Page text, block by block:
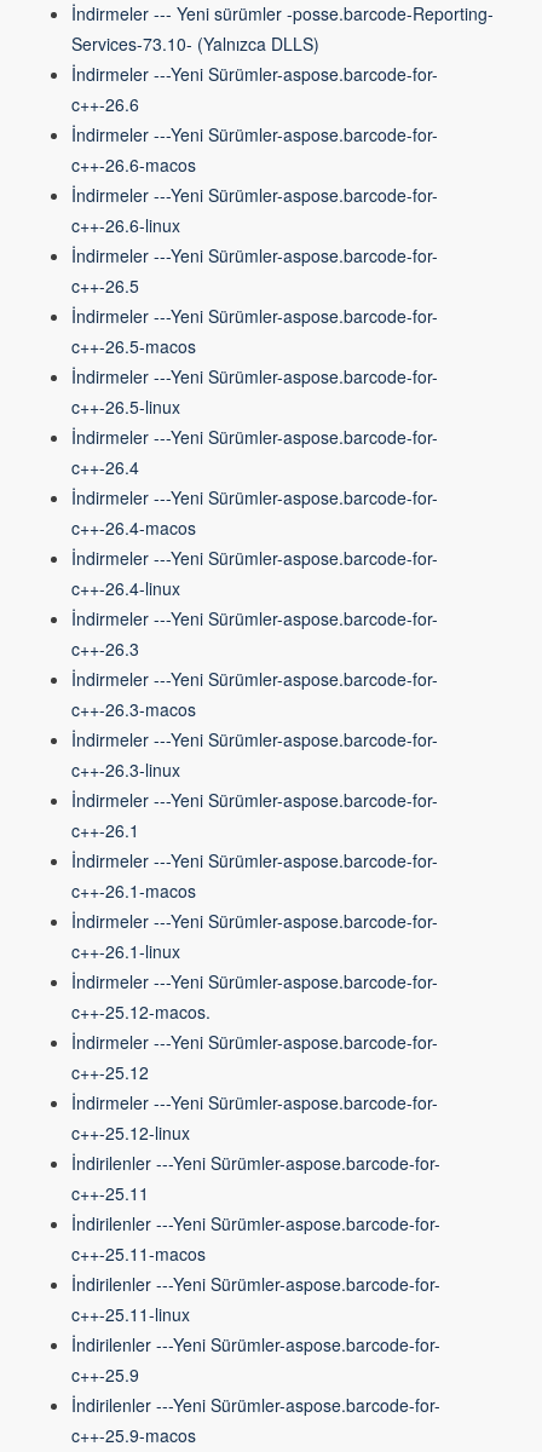
İndirmeler --- Yeni sürümler -posse.barcode-Reporting-
Services-73.10- (Yalnızca DLLS)
İndirmeler ---Yeni Sürümler-aspose.barcode-for-
c++-26.6
İndirmeler ---Yeni Sürümler-aspose.barcode-for-
c++-26.6-macos
İndirmeler ---Yeni Sürümler-aspose.barcode-for-
c++-26.6-linux
İndirmeler ---Yeni Sürümler-aspose.barcode-for-
c++-26.5
İndirmeler ---Yeni Sürümler-aspose.barcode-for-
c++-26.5-macos
İndirmeler ---Yeni Sürümler-aspose.barcode-for-
c++-26.5-linux
İndirmeler ---Yeni Sürümler-aspose.barcode-for-
c++-26.4
İndirmeler ---Yeni Sürümler-aspose.barcode-for-
c++-26.4-macos
İndirmeler ---Yeni Sürümler-aspose.barcode-for-
c++-26.4-linux
İndirmeler ---Yeni Sürümler-aspose.barcode-for-
c++-26.3
İndirmeler ---Yeni Sürümler-aspose.barcode-for-
c++-26.3-macos
İndirmeler ---Yeni Sürümler-aspose.barcode-for-
c++-26.3-linux
İndirmeler ---Yeni Sürümler-aspose.barcode-for-
c++-26.1
İndirmeler ---Yeni Sürümler-aspose.barcode-for-
c++-26.1-macos
İndirmeler ---Yeni Sürümler-aspose.barcode-for-
c++-26.1-linux
İndirmeler ---Yeni Sürümler-aspose.barcode-for-
c++-25.12-macos.
İndirmeler ---Yeni Sürümler-aspose.barcode-for-
c++-25.12
İndirmeler ---Yeni Sürümler-aspose.barcode-for-
c++-25.12-linux
İndirilenler ---Yeni Sürümler-aspose.barcode-for-
c++-25.11
İndirilenler ---Yeni Sürümler-aspose.barcode-for-
c++-25.11-macos
İndirilenler ---Yeni Sürümler-aspose.barcode-for-
c++-25.11-linux
İndirilenler ---Yeni Sürümler-aspose.barcode-for-
c++-25.9
İndirilenler ---Yeni Sürümler-aspose.barcode-for-
c++-25.9-macos